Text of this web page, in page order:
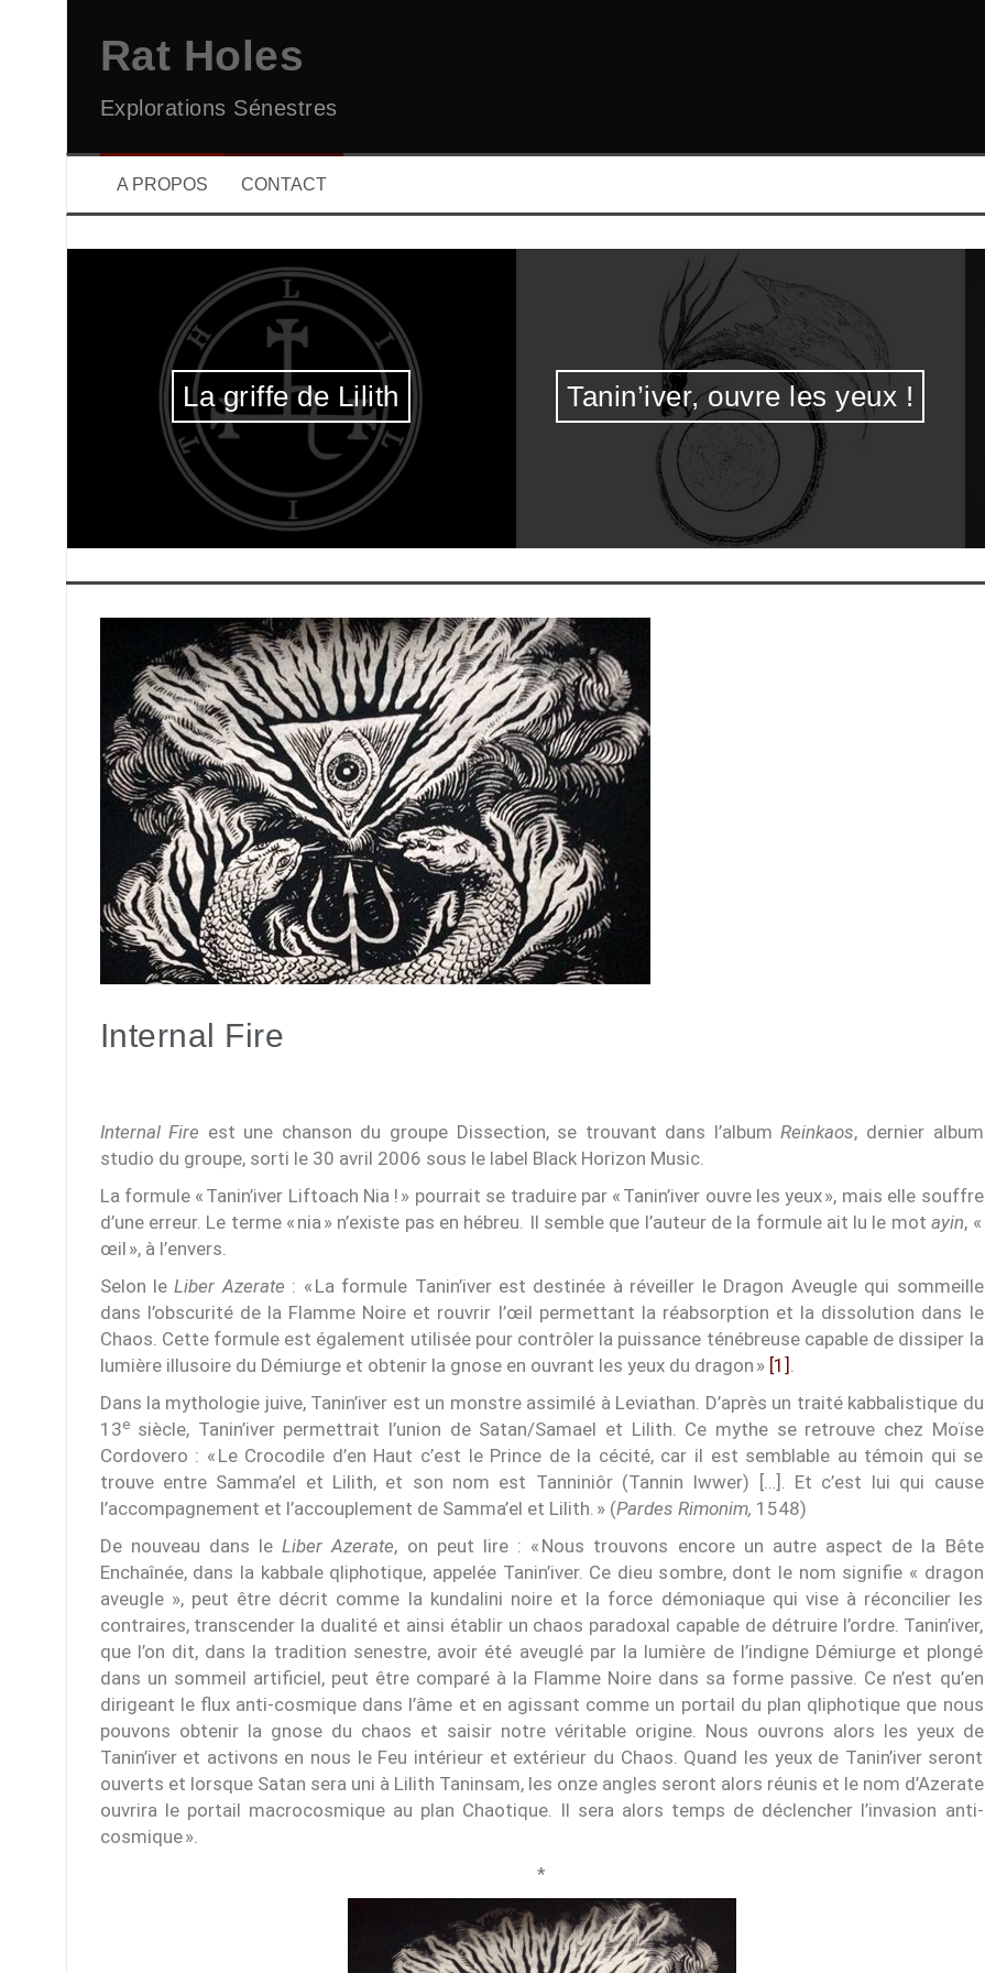
Rat Holes
Explorations Sénestres
A PROPOS CONTACT
La griffe de Lilith Tanin’iver, ouvre les yeux !
Internal Fire
Internal Fire est une chanson du groupe Dissection, se trouvant dans l’albumReinkaos, dernier album
studio du groupe, sorti le 30 avril 2006 sous le label Black Horizon Music.
La formule « Tanin’iver Liftoach Nia ! » pourrait se traduire par « Tanin’iver ouvre les yeux », mais elle souffre
d’une erreur. Le terme « nia » n’existe pas en hébreu. Il semble que l’auteur de la formule ait lu le motayin, «
œil », à l’envers.
Selon leLiber Azerate : « La formule Tanin’iver est destinée à réveiller le Dragon Aveugle qui sommeille
dans l’obscurité de la Flamme Noire et rouvrir l’œil permettant la réabsorption et la dissolution dans le
Chaos. Cette formule est également utilisée pour contrôler la puissance ténébreuse capable de dissiper la
lumière illusoire du Démiurge et obtenir la gnose en ouvrant les yeux du dragon » [1] .
Dans la mythologie juive, Tanin’iver est un monstre assimilé à Leviathan. D’après un traité kabbalistique du
13esiècle, Tanin’iver permettrait l’union de Satan/Samael et Lilith. Ce mythe se retrouve chez Moïse
Cordovero : « Le Crocodile d’en Haut c’est le Prince de la cécité, car il est semblable au témoin qui se
trouve entre Samma’el et Lilith, et son nom est Tanniniôr (Tannin Iwwer) […]. Et c’est lui qui cause
l’accompagnement et l’accouplement de Samma’el et Lilith. » (Pardes Rimonim, 1548)
De nouveau dans leLiber Azerate, on peut lire : « Nous trouvons encore un autre aspect de la Bête
Enchaînée, dans la kabbale qliphotique, appelée Tanin’iver. Ce dieu sombre, dont le nom signifie « dragon
aveugle », peut être décrit comme la kundalini noire et la force démoniaque qui vise à réconcilier les
contraires, transcender la dualité et ainsi établir un chaos paradoxal capable de détruire l’ordre. Tanin’iver,
que l’on dit, dans la tradition senestre, avoir été aveuglé par la lumière de l’indigne Démiurge et plongé
dans un sommeil artificiel, peut être comparé à la Flamme Noire dans sa forme passive. Ce n’est qu’en
dirigeant le flux anti-cosmique dans l’âme et en agissant comme un portail du plan qliphotique que nous
pouvons obtenir la gnose du chaos et saisir notre véritable origine. Nous ouvrons alors les yeux de
Tanin’iver et activons en nous le Feu intérieur et extérieur du Chaos. Quand les yeux de Tanin’iver seront
ouverts et lorsque Satan sera uni à Lilith Taninsam, les onze angles seront alors réunis et le nom d’Azerate
ouvrira le portail macrocosmique au plan Chaotique. Il sera alors temps de déclencher l’invasion anti-
cosmique ».
*